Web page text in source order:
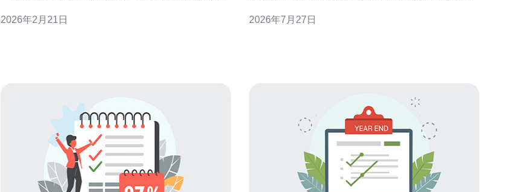
正处于快速增长阶段。随着网络攻击频率的增加，越
2026年2月21日
此在挑选与签约阶段就要把关好技术细节与合同条
2026年7月27日